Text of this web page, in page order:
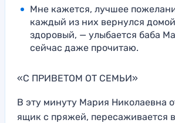
Мне кажется, лучшее
каждый из них вернулся
здоровый, — улыбается баба
сейчас даже прочитаю.
«С ПРИВЕТОМ ОТ СЕМЬИ»
В эту минуту Мария Николаевна
ящик с пряжей, пересаживается